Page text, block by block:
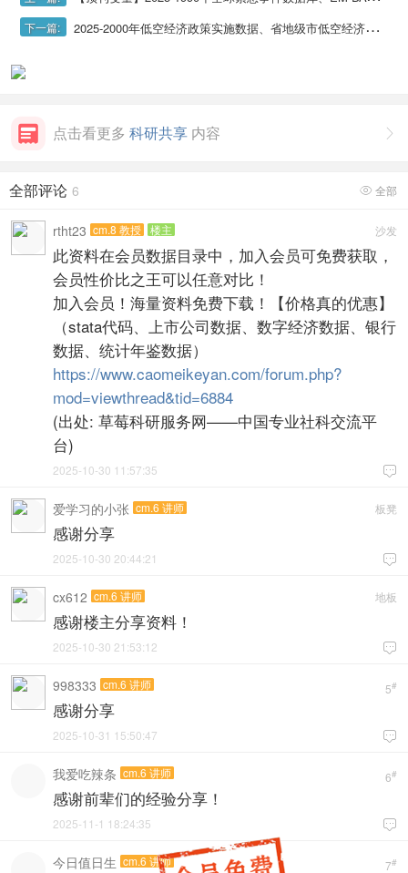
下一篇: 2025-2000年低空经济政策实施数据、省地级市低空经济政策名单数据

点击看更多 科研共享 内容
 全部
全部评论 6
沙发
rtht23 cm.8 教授 楼主
此资料在会员数据目录中，加入会员可免费获取，
会员性价比之王可以任意对比！
加入会员！海量资料免费下载！【价格真的优惠】
（stata代码、上市公司数据、数字经济数据、银行
数据、统计年鉴数据）
https://www.caomeikeyan.com/forum.php?
mod=viewthread&tid=6884
(出处: 草莓科研服务网——中国专业社科交流平
台)

2025-10-30 11:57:35
板凳
爱学习的小张 cm.6 讲师
感谢分享

2025-10-30 20:44:21
地板
cx612 cm.6 讲师
感谢楼主分享资料！

2025-10-30 21:53:12
5#
998333 cm.6 讲师
感谢分享

2025-10-31 15:50:47
6#
我爱吃辣条 cm.6 讲师
感谢前辈们的经验分享！

2025-11-1 18:24:35
7#
今日值日生 cm.6 讲师